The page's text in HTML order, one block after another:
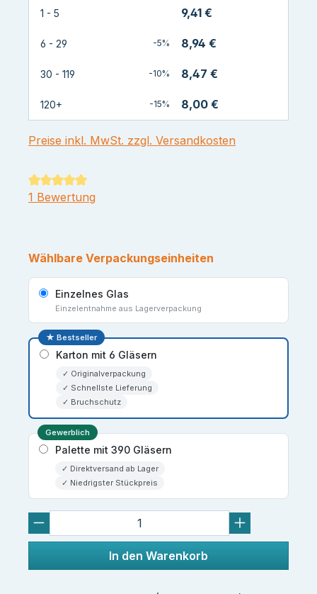
1 - 5 9,41 €
6 - 29 -5% 8,94 €
30 - 119 -10% 8,47 €
120+ -15% 8,00 €
Preise inkl. MwSt. zzgl. Versandkosten
Durchschnittliche Bewertung von 5 von 5 Sternen
1 Bewertung
Wählbare Verpackungseinheiten
Einzelnes Glas
Einzelentnahme aus Lagerverpackung
★ Bestseller
Karton mit 6 Gläsern
✓ Originalverpackung
✓ Schnellste Lieferung
✓ Bruchschutz
Gewerblich
Palette mit 390 Gläsern
✓ Direktversand ab Lager
✓ Niedrigster Stückpreis
In den Warenkorb